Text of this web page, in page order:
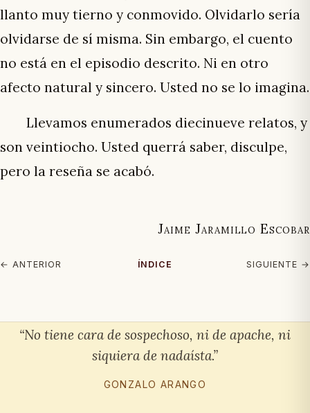
llanto muy tierno y conmovido. Olvidarlo sería
olvidarse de sí misma. Sin embargo, el cuento
no está en el episodio descrito. Ni en otro
afecto natural y sincero. Usted no se lo imagina.
Llevamos enumerados diecinueve relatos, y
son veintiocho. Usted querrá saber, disculpe,
pero la reseña se acabó.
Jaime Jaramillo Escobar
← ANTERIOR ÍNDICE SIGUIENTE →
“No tiene cara de sospechoso, ni de apache, ni
siquiera de nadaísta.”
GONZALO ARANGO